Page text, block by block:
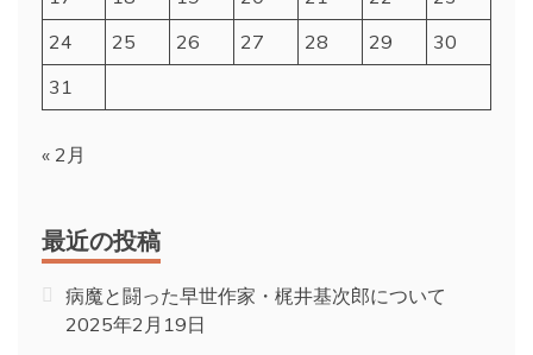
24
25 26 27 28 29
30
31
« 2月
最近の投稿
病魔と闘った早世作家・梶井基次郎について
2025年2月19日